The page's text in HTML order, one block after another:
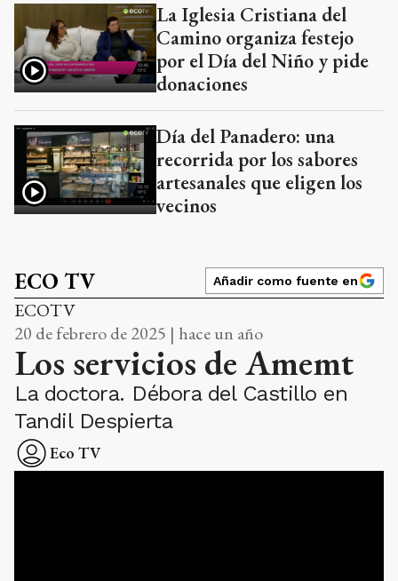
La Iglesia Cristiana del
Camino organiza festejo
por el Día del Niño y pide
donaciones
Día del Panadero: una
recorrida por los sabores
artesanales que eligen los
vecinos
ECO TV Añadir como fuente en
ECOTV
20 de febrero de 2025 | hace un año
Los servicios de Amemt
La doctora. Débora del Castillo en
Tandil Despierta
Eco TV